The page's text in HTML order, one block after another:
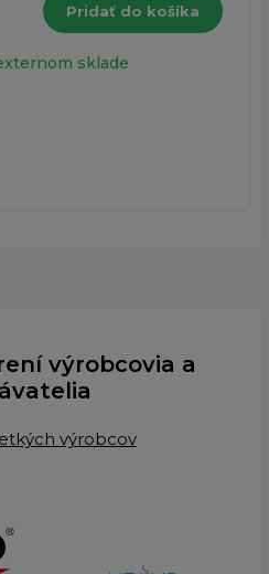
Pridať do košíka
sklade
výrobcovia a
výrobcov